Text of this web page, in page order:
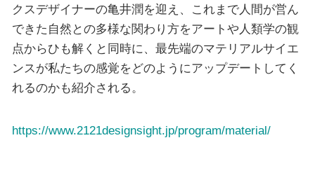
クスデザイナーの亀井潤を迎え、これまで人間が営ん
できた自然との多様な関わり方をアートや人類学の観
点からひも解くと同時に、最先端のマテリアルサイエ
ンスが私たちの感覚をどのようにアップデートしてく
れるのかも紹介される。
https://www.2121designsight.jp/program/material/